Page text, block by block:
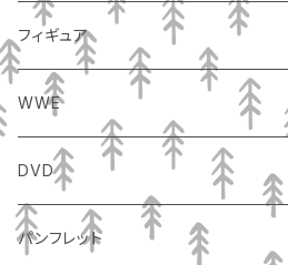
フィギュア
WWE
DVD
パンフレット